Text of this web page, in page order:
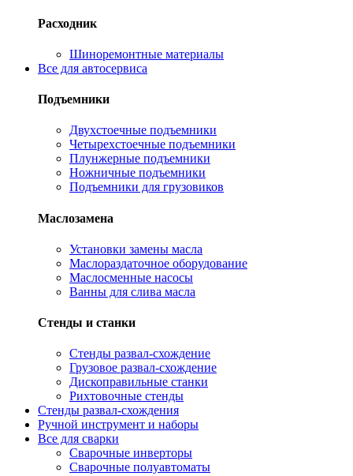
Расходник
Шиноремонтные материалы
Все для автосервиса
Подъемники
Двухстоечные подъемники
Четырехстоечные подъемники
Плунжерные подъемники
Ножничные подъемники
Подъемники для грузовиков
Маслозамена
Установки замены масла
Маслораздаточное оборудование
Маслосменные насосы
Ванны для слива масла
Стенды и станки
Стенды развал-схождение
Грузовое развал-схождение
Дископравильные станки
Рихтовочные стенды
Стенды развал-схождения
Ручной инструмент и наборы
Все для сварки
Сварочные инверторы
Сварочные полуавтоматы